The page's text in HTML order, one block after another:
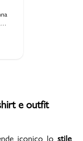
e outfit
iconico lo stile